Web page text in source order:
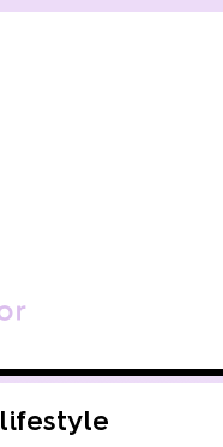
lifestyle